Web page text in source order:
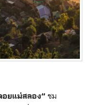
อยแม่สลอง” ชม